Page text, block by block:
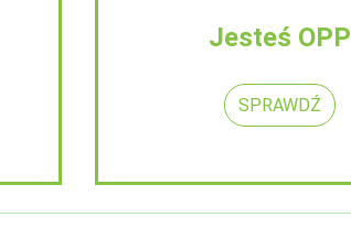
Jesteś OPP
SPRAWDŹ